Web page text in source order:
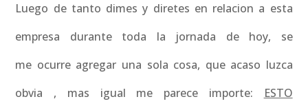
Luego de tanto dimes y diretes en relacion a esta
empresa durante toda la jornada de hoy, se
me ocurre agregar una sola cosa, que acaso luzca
obvia , mas igual me parece importe:
ESTO